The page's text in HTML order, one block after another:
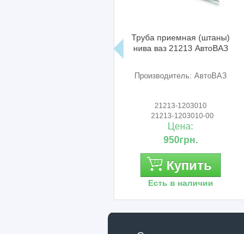
Труба приемная (штаны)
нива ваз 21213 АвтоВАЗ
Производитель: АвтоВАЗ
21213-1203010
21213-1203010-00
Цена:
950грн.
Купить
Есть в наличии